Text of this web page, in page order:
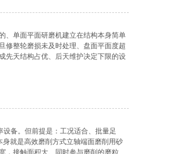
、单面平面研磨机建立在结构本身简单
修整轮磨损未及时处理、盘面平面度超
先天结构占优、后天维护决定下限的设
备。但前提是：工况适合、批量足
就是高效磨削方式立轴端面磨削用砂
，接触面积大、同时参与磨削的磨粒